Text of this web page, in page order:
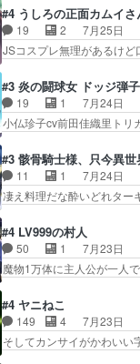
で相手の緊張を解く相手
50本だってｗ今日も帰っ
した大逆風のハズなのに
の恋愛系で1番これが好
は、2130頃からシンデレ
なのに着てる洋服がシン
は見なくていいな。むし
ぜかヒロイン化していま
は…】前向き没落令嬢×
菜園の領地の外まで開墾…
#4 うしろの正面カムイさ
19 2
7月25日
JSコスプレ無理がある
カちゃんがヤバすぎてボ
女って人を襲うって知ら
イルで小学生ファッシ
ず、尺の都合なのか原作
昭和キッズを恐怖のどん
裂け女登場！お市ちゃん
ーン「悪霊退散」のパチン
#3 炎の闘球女 ドッジ弾子
19 1
7月24日
小仏珍子cv前田佳織里
いたぶってるのか！？C
ッジが激アツ。いや羽仁
優に「ちんこ」って言
ん………！！！！？！先
限ったことでなく、最近
（AkariHIGASHIYAM…
き虫メイドが僅か3…
#3 骸骨騎士様、只今異
11 1
7月24日
凄え料理だな酔いどれタ
いの良いお兄ちゃん！！
をｄアニメストアで視聴
王国ホーバン領を訪れ
続き２期にも出演させ
題解決特筆する事は無い
ございます耳がヒクヒク
見ると挟まれないか心配…
#4 LV999の村人
50 1
7月23日
魔物1万体に主人公が一
を魔物と人間に殺された
ちを信じてアリスを預け
ティが仲間になった！？
辛すぎて胸が苦しくな
#4 ヤニねこ
149 4
7月23日
そしてカンサイがかわい